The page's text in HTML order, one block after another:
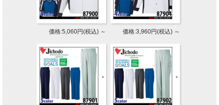
価格:5,060円(税込)～ 価格:3,960円(税込)～